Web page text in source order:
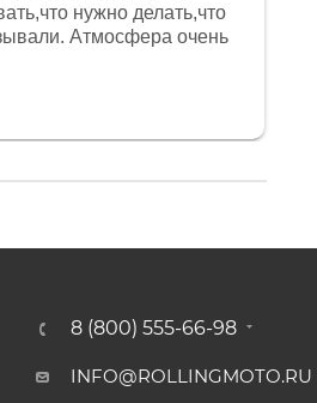
нужно делать,что
Атмосфера очень
и
8 (800) 555-66-98
INFO@ROLLINGMOTO.RU